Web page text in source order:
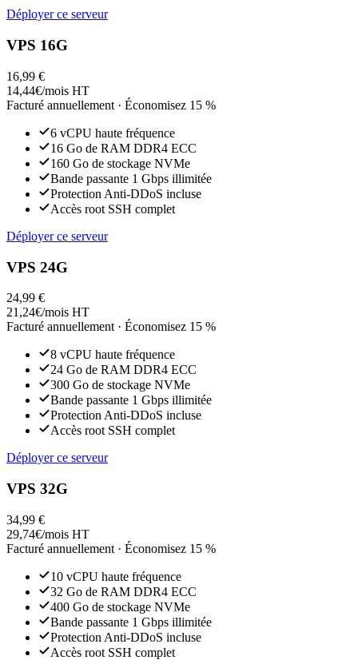
Déployer ce serveur
VPS 16G
16,99 €
14,44€/mois HT
Facturé annuellement · Économisez 15 %
6 vCPU haute fréquence
16 Go de RAM DDR4 ECC
160 Go de stockage NVMe
Bande passante 1 Gbps illimitée
Protection Anti-DDoS incluse
Accès root SSH complet
Déployer ce serveur
VPS 24G
24,99 €
21,24€/mois HT
Facturé annuellement · Économisez 15 %
8 vCPU haute fréquence
24 Go de RAM DDR4 ECC
300 Go de stockage NVMe
Bande passante 1 Gbps illimitée
Protection Anti-DDoS incluse
Accès root SSH complet
Déployer ce serveur
VPS 32G
34,99 €
29,74€/mois HT
Facturé annuellement · Économisez 15 %
10 vCPU haute fréquence
32 Go de RAM DDR4 ECC
400 Go de stockage NVMe
Bande passante 1 Gbps illimitée
Protection Anti-DDoS incluse
Accès root SSH complet